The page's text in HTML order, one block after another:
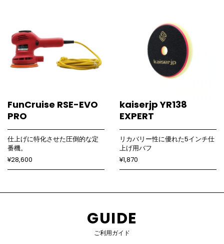
FunCruise RSE-EVO
PRO
仕上げに特化させた圧倒的な定
番機。
¥28,600
kaiserjp YR138
EXPERT
リカバリー性に優れた5インチ仕
上げ用バフ
¥1,870
GUIDE
ご利用ガイド